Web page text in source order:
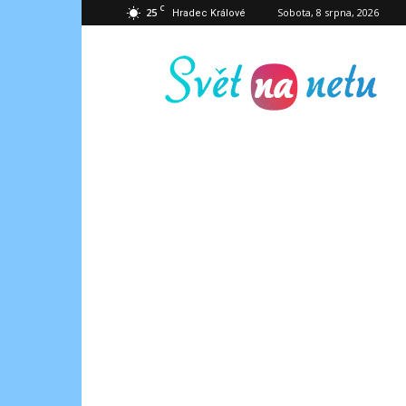
25 C Hradec Králové Sobota, 8 srpna, 2026
Svět
na
netu